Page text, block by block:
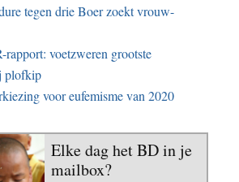
tegen drie Boer zoekt vrouw-
voetzweren grootste
plofkip
voor eufemisme van 2020
Elke dag het BD in je
mailbox?